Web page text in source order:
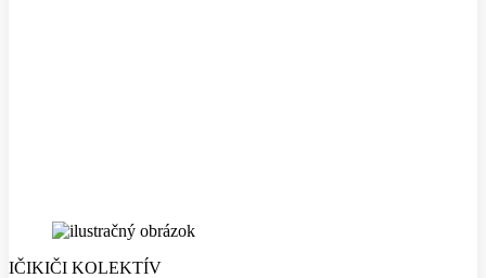
IČIKIČI KOLEKTÍV